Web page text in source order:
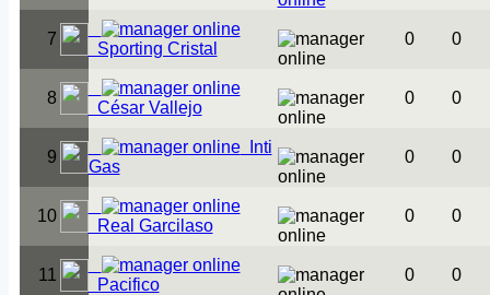
7
Sporting Cristal
0 0
8
César Vallejo
0 0
9
Inti
Gas
0 0
10
Real Garcilaso
0 0
11
Pacifico
0 0